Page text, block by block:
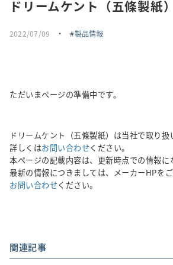
ドリームケント（五條製紙）
2022/07/09 ・ 製品情報
ただいまページの準備中です。
ドリームケント（五條製紙）は当社で取り扱
詳しくはお問い合わせください。
本ページの記載内容は、更新時点での情報に
最新の情報につきましては、メーカーHPを
お問い合わせください。
関連記事